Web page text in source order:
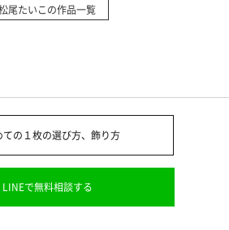
尾たいこの作品一覧
ての１枚の選び方、飾り方
で無料相談する